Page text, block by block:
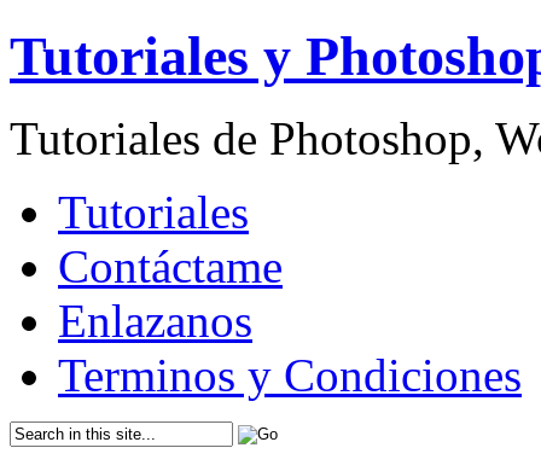
Tutoriales y
Tutoriales de Photoshop,
Tutoriales
Contáctame
Enlazanos
Terminos y Condiciones